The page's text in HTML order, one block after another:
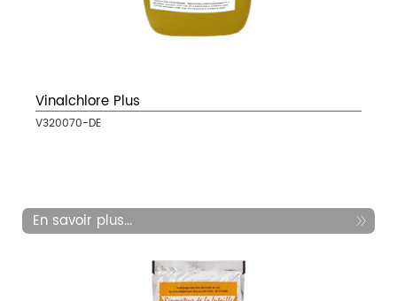
Vinalchlore Plus
V320070-DE
En savoir plus...